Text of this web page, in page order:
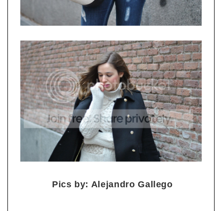
Pics by: Alejandro Gallego